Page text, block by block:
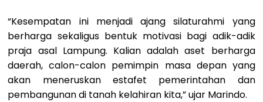
“Kesempatan ini menjadi ajang silaturahmi yang
berharga sekaligus bentuk motivasi bagi adik-adik
praja asal Lampung. Kalian adalah aset berharga
daerah, calon-calon pemimpin masa depan yang
akan meneruskan estafet pemerintahan dan
pembangunan di tanah kelahiran kita,” ujar Marindo.